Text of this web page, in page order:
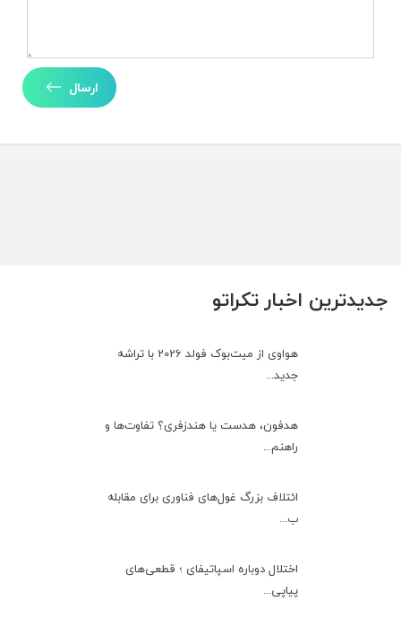
جدیدترین اخبار تکراتو
هواوی از میت‌بوک فولد 2026 با تراشه
جدید...
هدفون، هدست یا هندزفری؟ تفاوت‌ها و
راهنم...
ائتلاف بزرگ غول‌های فناوری برای مقابله
ب...
اختلال دوباره اسپاتیفای ؛ قطعی‌های
پیاپی...
ارسال